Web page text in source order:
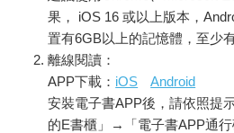
果， iOS 16 或以上版本，
置有6GB以上的記憶體，至少
離線閱讀：
APP下載： iOS
Android
安裝電子書APP後，請依照提
的E書櫃」→「電子書APP通